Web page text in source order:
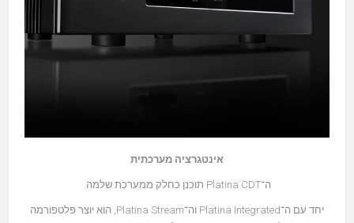
אינטגרציה מערכתית
ה־Platina CDT תוכנן כחלק ממערכת שלמה.
יחד עם ה־Platina Integrated וה־Platina Stream, הוא יוצר פלטפורמה